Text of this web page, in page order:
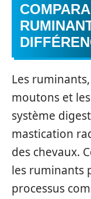
Les
moutons et
système
mastication
des chevaux.
les ruminants
processus